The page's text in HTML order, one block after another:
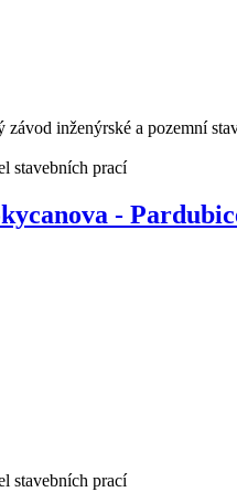
inženýrské a pozemní
stavebních prací
-
stavebních prací